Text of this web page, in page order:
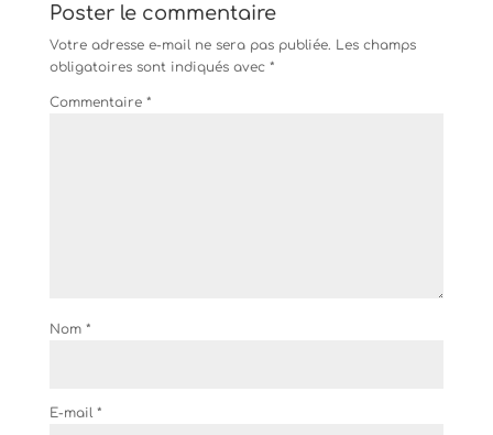
Poster le commentaire
Votre adresse e-mail ne sera pas publiée. Les champs
obligatoires sont indiqués avec *
Commentaire *
Nom *
E-mail *